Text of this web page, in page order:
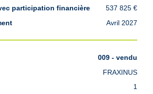
537 825 €
Avril 2027
009 - vendu
FRAXINUS
1